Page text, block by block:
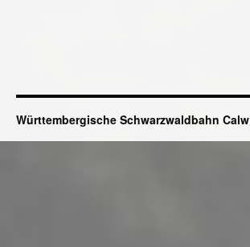
Württembergische Schwarzwaldbahn Calw